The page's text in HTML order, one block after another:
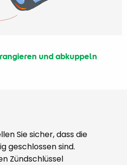
und abkuppeln
Sie sicher, dass die
geschlossen sind.
Zündschlüssel